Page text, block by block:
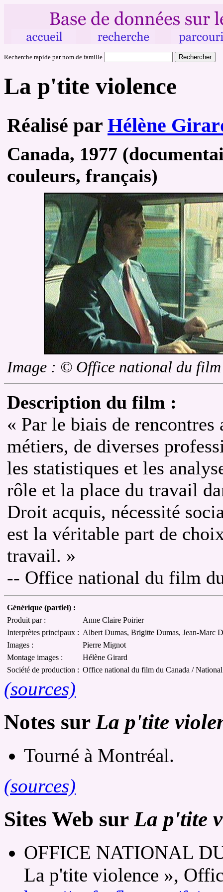
Recherche rapide par nom de famille
La p'tite violence
Réalisé par Hélène
Canada, 1977
couleurs, français)
Image : © Office national du film
Description du film :
« Par le biais de
métiers, de diverses
les statistiques et les
rôle et la place du travail
Droit acquis, nécessité
est la véritable part de
travail. »
-- Office national du film
Générique (partiel) :
Produit par :
Anne Claire Poirier
Interprètes principaux : Albert Dumas, Brigitte Dumas, Jean-Marc
Images :
Pierre Mignot
Montage images :
Hélène Girard
Société de production : Office national du film du Canada /
(sources)
Notes sur La p'tite
Tourné à Montréal.
(sources)
Sites Web sur La p'tite
OFFICE NATIONAL
La p'tite violence »,